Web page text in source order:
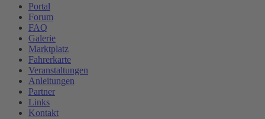
Portal
Forum
FAQ
Galerie
Marktplatz
Fahrerkarte
Veranstaltungen
Anleitungen
Partner
Links
Kontakt